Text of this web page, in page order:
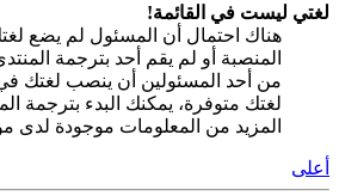
لغتي ليست في القائمة!
هناك احتمال أن المسئول لم يضع
المنصبة أو لم يقم أحد بترجمة
من أحد المسئولين أن ينصب لغتك
لغتك متوفرة، يمكنك البدء بترجمة
المزيد من المعلومات موجودة لدى
أعلى